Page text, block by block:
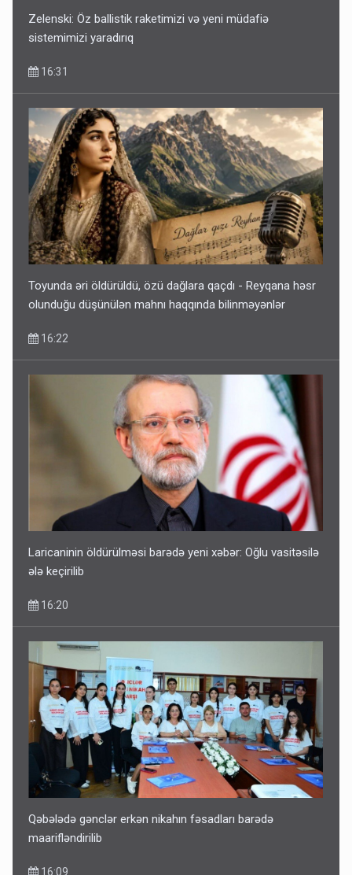
Zelenski: Öz ballistik raketimizi və yeni müdafiə
sistemimizi yaradırıq
16:31
Toyunda əri öldürüldü, özü dağlara qaçdı - Reyqana həsr
olunduğu düşünülən mahnı haqqında bilinməyənlər
16:22
Laricaninin öldürülməsi barədə yeni xəbər: Oğlu vasitəsilə
ələ keçirilib
16:20
Qəbələdə gənclər erkən nikahın fəsadları barədə
maarifləndirilib
16:09